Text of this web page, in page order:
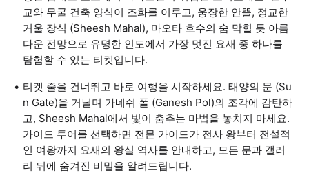
교와 무굴 건축 양식이 조화를 이루고, 웅장한 안뜰, 정교한
거울 장식 (Sheesh Mahal), 마오타 호수의 숨 막힐 듯 아름
다운 전망으로 유명한 인도에서 가장 멋진 요새 중 하나를
탐험할 수 있는 티켓입니다.
티켓 줄을 건너뛰고 바로 여행을 시작하세요. 태양의 문 (Su
n Gate)을 거닐며 가네쉬 폴 (Ganesh Pol)의 조각에 감탄하
고, Sheesh Mahal에서 빛이 춤추는 마법을 놓치지 마세요.
가이드 투어를 선택하면 전문 가이드가 전사 왕부터 전설적
인 여왕까지 요새의 왕실 역사를 안내하고, 모든 문과 갤러
리 뒤에 숨겨진 비밀을 알려드립니다.